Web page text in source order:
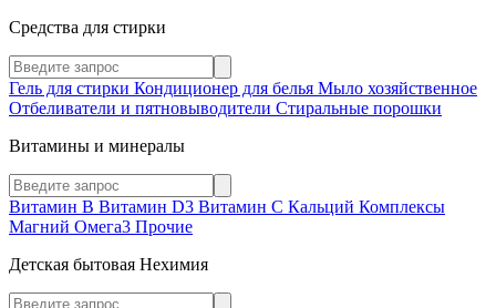
Средства для стирки
Гель для стирки Кондиционер для белья Мыло хозяйственное
Отбеливатели и пятновыводители Стиральные порошки
Витамины и минералы
Витамин В Витамин D3 Витамин С Кальций Комплексы
Магний Омега3 Прочие
Детская бытовая Нехимия